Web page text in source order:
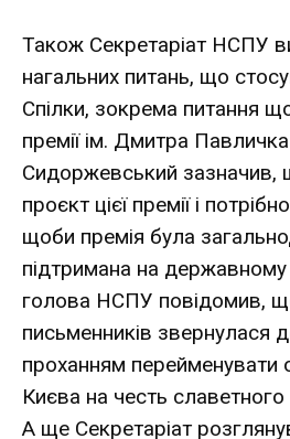
Також Секретаріат НСПУ
нагальних питань, що
Спілки, зокрема питання
премії ім. Дмитра
Сидоржевський зазначив,
проєкт цієї премії і
щоби премія була
підтримана на державному
голова НСПУ повідомив,
письменників звернулася
проханням перейменувати
Києва на честь
А ще Секретаріат